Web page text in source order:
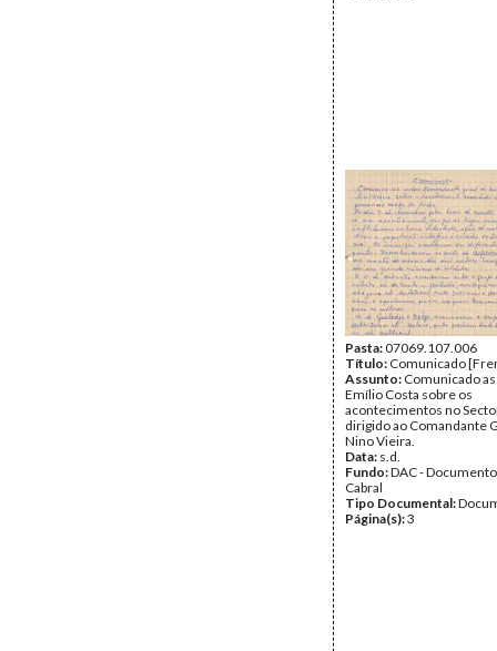
Pasta:07069.107.006
Título: Comunicado
Assunto: Comunicado
Emílio Costa sobre os
acontecimentos no
dirigido ao Comandante
Nino Vieira.
Data: s.d.
Fundo:DAC -
Cabral
Tipo Documental:
Página(s):3